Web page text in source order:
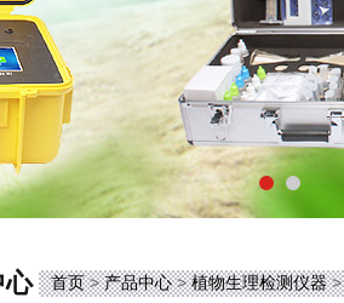
心 首页>产品中心>植物生理检测仪器